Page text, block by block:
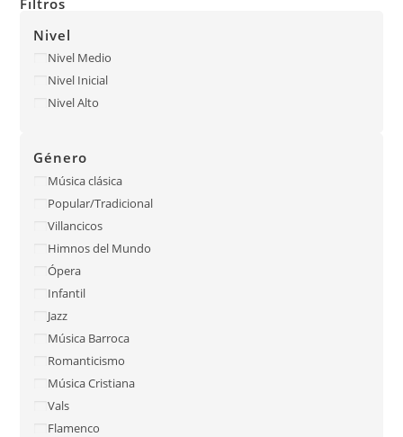
Filtros
Nivel
Nivel Medio
Nivel Inicial
Nivel Alto
Género
Música clásica
Popular/Tradicional
Villancicos
Himnos del Mundo
Ópera
Infantil
Jazz
Música Barroca
Romanticismo
Música Cristiana
Vals
Flamenco